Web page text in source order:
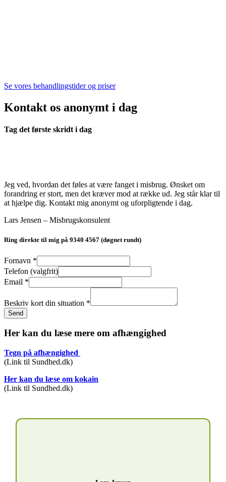
Se vores behandlingstider og priser
Kontakt os anonymt i dag
Tag det første skridt i dag
Jeg ved, hvordan det føles at være fanget i misbrug. Ønsket om
forandring er stort, men det kræver mod at række ud. Jeg står klar til
at hjælpe dig. Kontakt mig anonymt og uforpligtende i dag.
Lars Jensen – Misbrugskonsulent
Ring direkte til mig på 9340 4567 (døgnet rundt)
Fornavn *
Telefon (valgfrit)
Email *
Beskriv kort din situation *
Send
Her kan du læse mere om afhængighed
Tegn på afhængighed
(Link til Sundhed.dk)
Her kan du læse om kokain
(Link til Sundhed.dk)